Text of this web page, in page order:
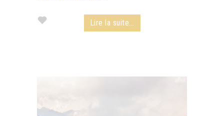
Lire la suite...